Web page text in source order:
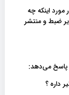
مورد اینکه چه
ضبط و منتشر
پاسخ می‌دهد: